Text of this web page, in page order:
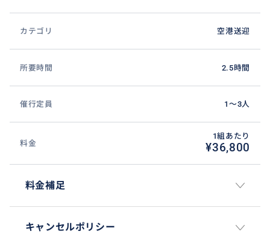
カテゴリ 空港送迎
所要時間 2.5時間
催行定員 1〜3人
料金
1組あたり
¥36,800
料金補足
キャンセルポリシー